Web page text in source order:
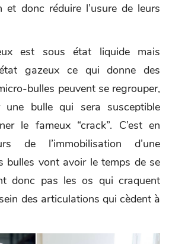
et donc réduire l’usure de leurs
est sous état liquide mais
gazeux ce qui donne des
bulles peuvent se regrouper,
bulle qui sera susceptible
le fameux “crack”. C’est en
de l’immobilisation d’une
bulles vont avoir le temps de se
donc pas les os qui craquent
des articulations qui cèdent à